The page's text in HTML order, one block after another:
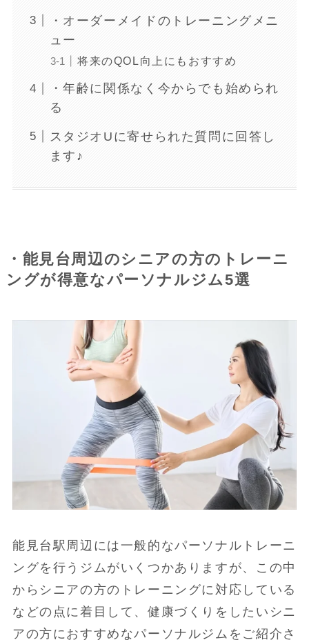
・オーダーメイドのトレーニングメニ
ュー
将来のQOL向上にもおすすめ
・年齢に関係なく今からでも始められ
る
スタジオUに寄せられた質問に回答し
ます♪
・能見台周辺のシニアの方のトレーニ
ングが得意なパーソナルジム5選
能見台駅周辺には一般的なパーソナルトレーニ
ングを行うジムがいくつかありますが、この中
からシニアの方のトレーニングに対応している
などの点に着目して、健康づくりをしたいシニ
アの方におすすめなパーソナルジムをご紹介さ